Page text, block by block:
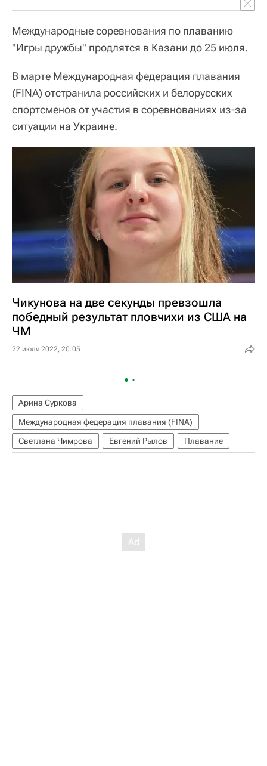
Международные соревнования по плаванию
"Игры дружбы" продлятся в Казани до 25 июля.
В марте Международная федерация плавания
(FINA) отстранила российских и белорусских
спортсменов от участия в соревнованиях из-за
ситуации на Украине.
Чикунова на две секунды превзошла
победный результат пловчихи из США на
ЧМ
22 июля 2022, 20:05
Арина Суркова
Международная федерация плавания (FINA)
Светлана Чимрова
Евгений Рылов Плавание